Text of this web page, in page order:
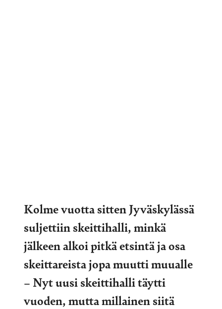
Kolme vuotta sitten Jyväskylässä
suljettiin skeittihalli, minkä
jälkeen alkoi pitkä etsintä ja osa
skeittareista jopa muutti muualle
– Nyt uusi skeittihalli täytti
vuoden, mutta millainen siitä